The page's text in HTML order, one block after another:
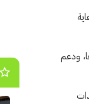
ودعم